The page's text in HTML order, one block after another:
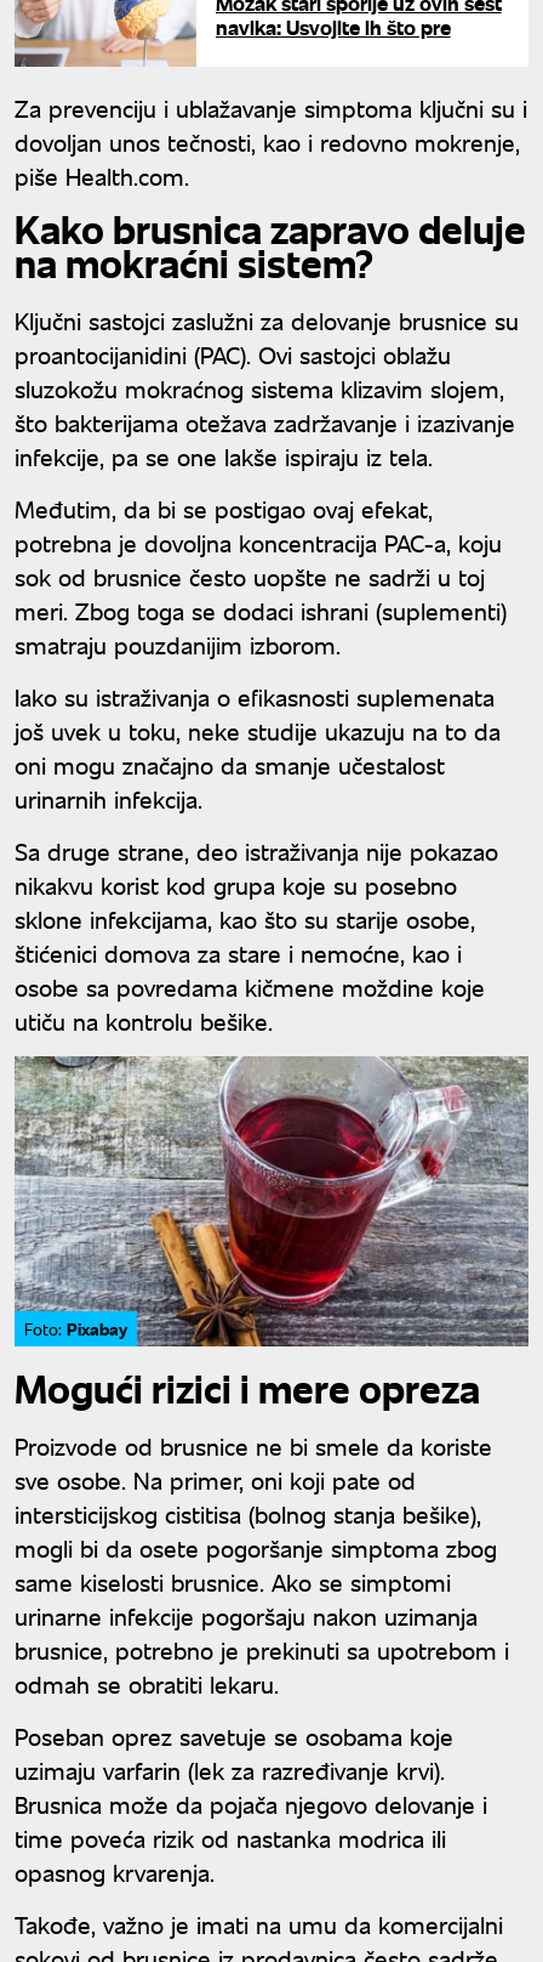
navika: Usvojite ih što pre
Za prevenciju i ublažavanje simptoma ključni su i
dovoljan unos tečnosti, kao i redovno mokrenje,
piše Health.com.
Kako brusnica zapravo deluje
na mokraćni sistem?
Ključni sastojci zaslužni za delovanje brusnice su
proantocijanidini (PAC). Ovi sastojci oblažu
sluzokožu mokraćnog sistema klizavim slojem,
što bakterijama otežava zadržavanje i izazivanje
infekcije, pa se one lakše ispiraju iz tela.
Međutim, da bi se postigao ovaj efekat,
potrebna je dovoljna koncentracija PAC-a, koju
sok od brusnice često uopšte ne sadrži u toj
meri. Zbog toga se dodaci ishrani (suplementi)
smatraju pouzdanijim izborom.
Iako su istraživanja o efikasnosti suplemenata
još uvek u toku, neke studije ukazuju na to da
oni mogu značajno da smanje učestalost
urinarnih infekcija.
Sa druge strane, deo istraživanja nije pokazao
nikakvu korist kod grupa koje su posebno
sklone infekcijama, kao što su starije osobe,
štićenici domova za stare i nemoćne, kao i
osobe sa povredama kičmene moždine koje
utiču na kontrolu bešike.
Foto: Pixabay
Mogući rizici i mere opreza
Proizvode od brusnice ne bi smele da koriste
sve osobe. Na primer, oni koji pate od
intersticijskog cistitisa (bolnog stanja bešike),
mogli bi da osete pogoršanje simptoma zbog
same kiselosti brusnice. Ako se simptomi
urinarne infekcije pogoršaju nakon uzimanja
brusnice, potrebno je prekinuti sa upotrebom i
odmah se obratiti lekaru.
Poseban oprez savetuje se osobama koje
uzimaju varfarin (lek za razređivanje krvi).
Brusnica može da pojača njegovo delovanje i
time poveća rizik od nastanka modrica ili
opasnog krvarenja.
Takođe, važno je imati na umu da komercijalni